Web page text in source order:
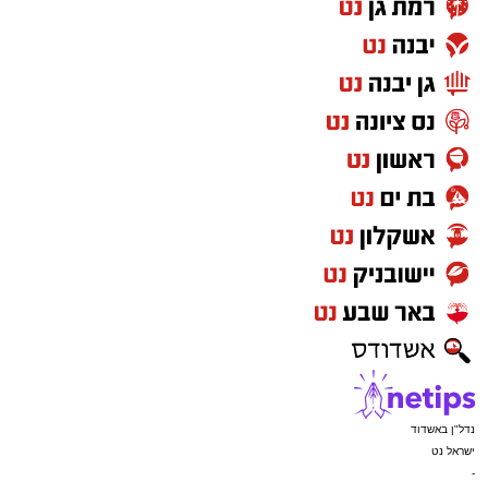
נדל"ן באשדוד
ישראל נט
-